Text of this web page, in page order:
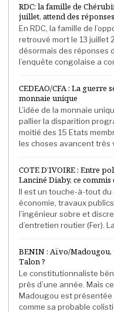
RDC: la famille de
juillet, attend des
En RDC, la famille de
retrouvé mort le 13 juillet
désormais des réponses
l’enquête congolaise a
CEDEAO/CFA : La guerre
monnaie unique
L’idée de la monnaie
pallier la disparition
moitié des 15 Etats
les choses avancent très
COTE D’IVOIRE : Entre
Lanciné Diaby, ce commis
Il est un touche-à-tout du
économie, travaux
l’ingénieur sobre et
d’entretien routier (Fer).
BENIN : Aïvo/Madougou,
Talon ?
Le constitutionnaliste
près d’une année. Mais
Madougou est
comme sa probable